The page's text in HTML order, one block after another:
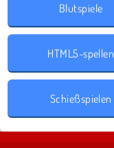
Blutspiele
HTML5-spellen
Schießspielen